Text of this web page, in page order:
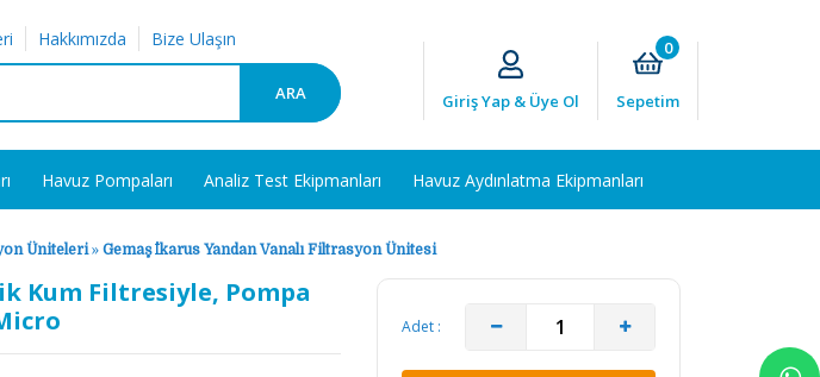
Hakkımızda Bize Ulaşın
ARA Giriş Yap & Üye Ol
0
Sepetim
Havuz Pompaları Analiz Test Ekipmanları Havuz Aydınlatma Ekipmanları
Üniteleri» Gemaş İkarus Yandan Vanalı Filtrasyon Ünitesi
Kum Filtresiyle, Pompa
Adet :